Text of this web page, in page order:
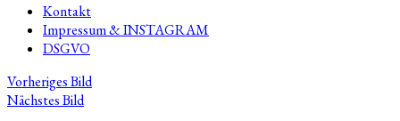
Kontakt
Impressum & INSTAGRAM
DSGVO
Vorheriges Bild
Nächstes Bild